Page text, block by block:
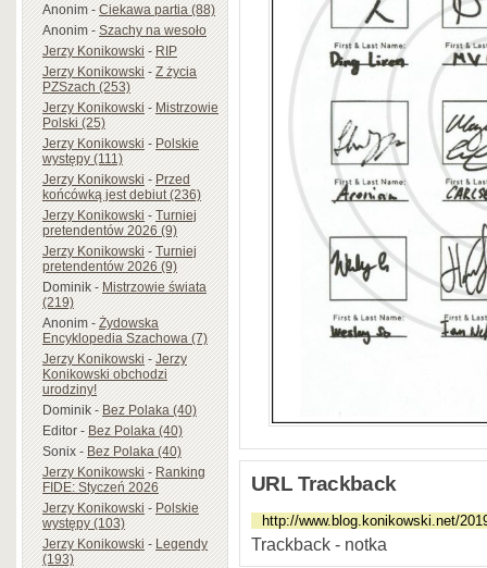
Anonim-Ciekawa partia (88)
Anonim-Szachy na wesoło
Jerzy Konikowski-RIP
Jerzy Konikowski-Z życia
PZSzach (253)
Jerzy Konikowski-Mistrzowie
Polski (25)
Jerzy Konikowski-Polskie
występy (111)
Jerzy Konikowski-Przed
końcówką jest debiut (236)
Jerzy Konikowski-Turniej
pretendentów 2026 (9)
Jerzy Konikowski-Turniej
pretendentów 2026 (9)
Dominik-Mistrzowie świata
(219)
Anonim-Żydowska
Encyklopedia Szachowa (7)
Jerzy Konikowski-Jerzy
Konikowski obchodzi
urodziny!
Dominik-Bez Polaka (40)
Editor-Bez Polaka (40)
Sonix-Bez Polaka (40)
Jerzy Konikowski-Ranking
FIDE: Styczeń 2026
Jerzy Konikowski-Polskie
występy (103)
Jerzy Konikowski-Legendy
(193)
URL Trackback
Trackback - notka